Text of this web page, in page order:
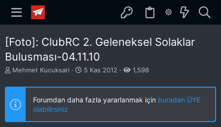
[Foto]: ClubRC 2. Geleneksel Solaklar
Bulusması-04.11.10
K
n
u
u
Mehmet Kucuksari
B
ş
a
g
5 Kas 2012 1,598
Forumdan daha fazla yararlanmak için buradan ÜYE
olabilirsiniz